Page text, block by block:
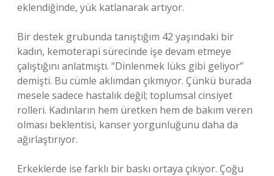
eklendiğinde, yük katlanarak artıyor.
Bir destek grubunda tanıştığım 42 yaşındaki bir
kadın, kemoterapi sürecinde işe devam etmeye
çalıştığını anlatmıştı. “Dinlenmek lüks gibi geliyor”
demişti. Bu cümle aklımdan çıkmıyor. Çünkü burada
mesele sadece hastalık değil; toplumsal cinsiyet
rolleri. Kadınların hem üretken hem de bakım veren
olması beklentisi, kanser yorgunluğunu daha da
ağırlaştırıyor.
Erkeklerde ise farklı bir baskı ortaya çıkıyor. Çoğu